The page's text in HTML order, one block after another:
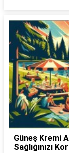
Güneş Kremi
Sağlığınızı